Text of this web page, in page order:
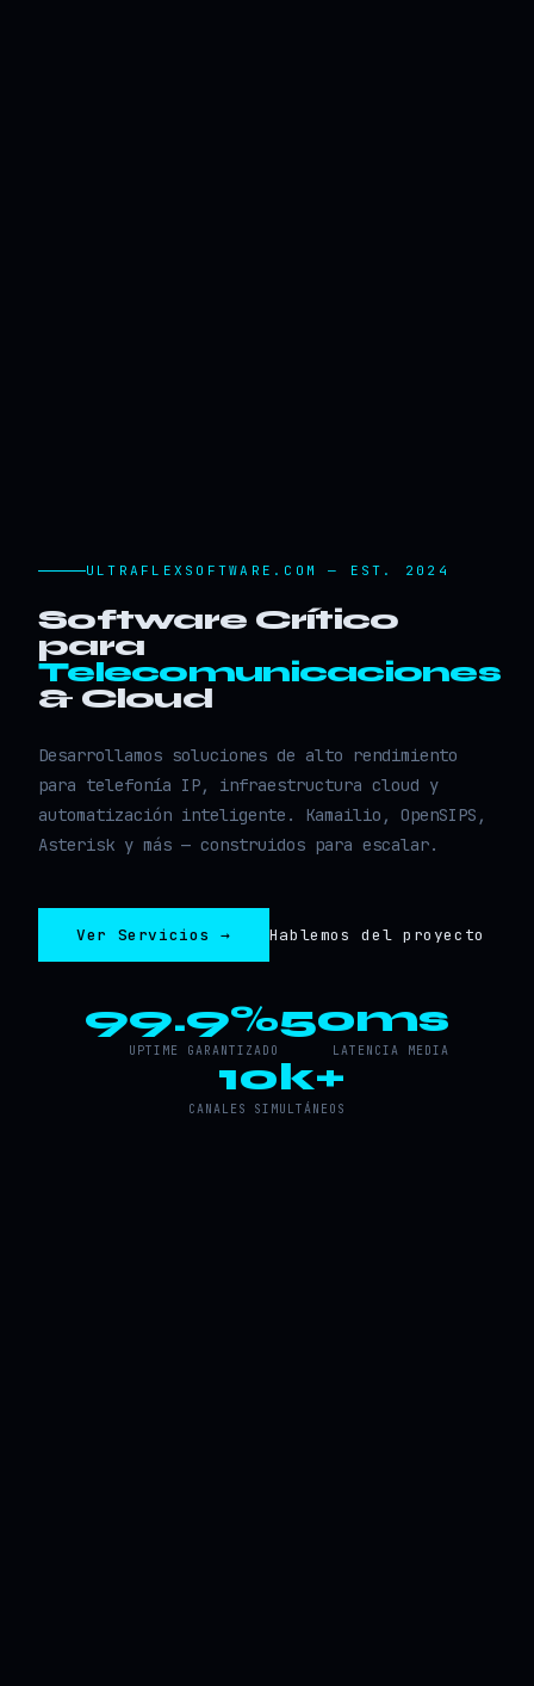
ULTRAFLEXSOFTWARE.COM — EST. 2024
Software Crítico
para
Telecomunicaciones
& Cloud
Desarrollamos soluciones de alto rendimiento
para telefonía IP, infraestructura cloud y
automatización inteligente. Kamailio, OpenSIPS,
Asterisk y más — construidos para escalar.
Ver Servicios → Hablemos del proyecto
99.9%
UPTIME GARANTIZADO
50ms
LATENCIA MEDIA
10k+
CANALES SIMULTÁNEOS